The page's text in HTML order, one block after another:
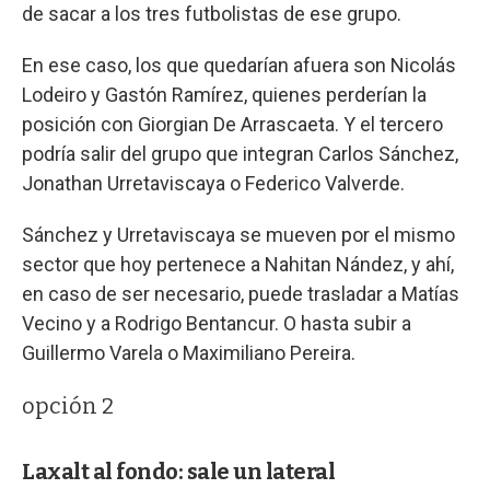
de sacar a los tres futbolistas de ese grupo.
En ese caso, los que quedarían afuera son Nicolás
Lodeiro y Gastón Ramírez, quienes perderían la
posición con Giorgian De Arrascaeta. Y el tercero
podría salir del grupo que integran Carlos Sánchez,
Jonathan Urretaviscaya o Federico Valverde.
Sánchez y Urretaviscaya se mueven por el mismo
sector que hoy pertenece a Nahitan Nández, y ahí,
en caso de ser necesario, puede trasladar a Matías
Vecino y a Rodrigo Bentancur. O hasta subir a
Guillermo Varela o Maximiliano Pereira.
opción 2
Laxalt al fondo: sale un lateral